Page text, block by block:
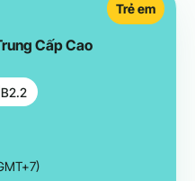
Cấp Cao
B2.2
Trẻ em